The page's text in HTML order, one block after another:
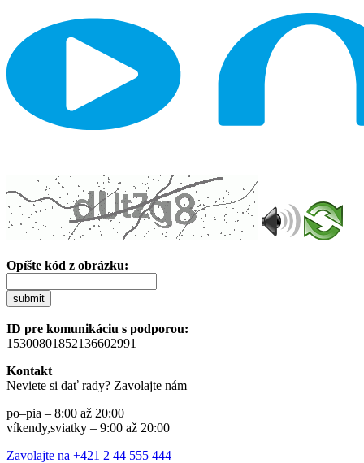
Opíšte kód z obrázku:
submit
ID pre komunikáciu s podporou:
15300801852136602991
Kontakt
Neviete si dať rady? Zavolajte nám
po–pia – 8:00 až 20:00
víkendy,sviatky – 9:00 až 20:00
Zavolajte na +421 2 44 555 444